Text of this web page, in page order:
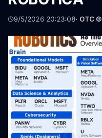
9/5/2026 20:23:08· OTC ©